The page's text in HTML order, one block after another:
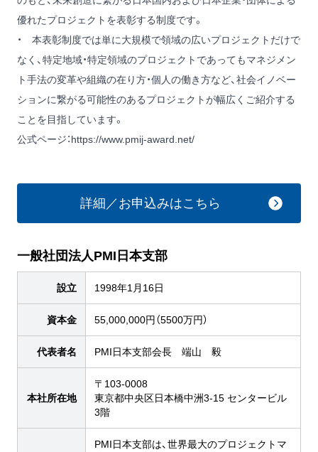
優れたプロジェクトを表彰する制度です。
・ 本表彰制度では単に大規模で領域の広いプロジェクトだけで
なく、特定地域・特定領域のプロジェクトであってもマネジメン
ト手法の変革や組織の在り方・個人の働き方など、社会イノベー
ションに繋がる可能性のあるプロジェクトが幅広くご紹介する
ことを目指しています。
公式ページ：https://www.pmij-award.net/
詳細／お申込みはこちら
一般社団法人PMI日本支部
設立 1998年1月16日
資本金 55,000,000円（5500万円）
代表者名 PMI日本支部会長 端山 毅
本社所在地
〒103-0008
東京都中央区日本橋中洲3-15 センタービル
3階
PMI日本支部は、世界最大のプロジェクトマ